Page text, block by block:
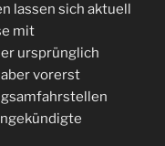
lassen sich aktuell
mit
ursprünglich
vorerst